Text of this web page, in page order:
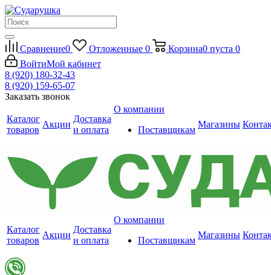
Сравнение0 Отложенные 0 Корзина0 пуста 0
ВойтиМой кабинет
8 (920) 180-32-43
8 (920) 159-65-07
Заказать звонок
Каталог
товаров
Акции
Доставка
и оплата
О компании
Поставщикам
Магазины
Каталог
товаров
Акции
Доставка
и оплата
О компании
Поставщикам
Магазины